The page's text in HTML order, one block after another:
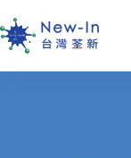
至
主
要